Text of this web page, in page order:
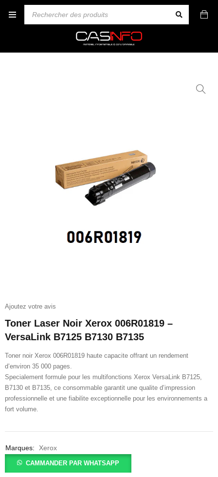
Ajoutez votre avis
Toner Laser Noir Xerox 006R01819 –
VersaLink B7125 B7130 B7135
Toner noir Xerox 006R01819 haute capacite offrant un rendement
d’environ 35 000 pages.
Specialement formule pour les multifonctions Xerox VersaLink B7125,
B7130 et B7135, ce consommable garantit une qualite d’impression
professionnelle et une fiabilite exceptionnelle pour les environnements a
fort volume.
Marques: Xerox
CAMMANDER PAR WHATSAPP